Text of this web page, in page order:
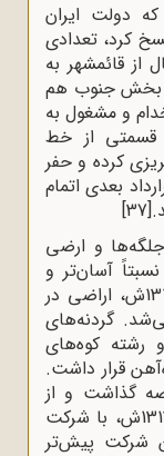
دولت ایران
کرد، تعدادی
قائمشهر به
بخش جنوب هم
و مشغول به
از خط
و خاکریزی کرده و حفر
بعدی اتمام
[37]
و ارضی
آسان‌تر و
ارزان‌تر بود، می‌گذشت. در اوایل سال 1312ش، اراضی در
گردنه‌های
رشته کوه‌های
قرار داشت.
گذاشت و از
میان شرکت‌های مختلف در اول خرداد 1312ش، با شرکت
شرکت پیش‌تر